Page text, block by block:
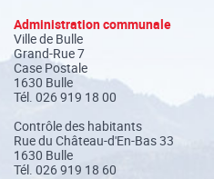
Administration communale
Ville de Bulle
Grand-Rue 7
Case Postale
1630 Bulle
Tél. 026 919 18 00
Contrôle des habitants
Rue du Château-d'En-Bas 33
1630 Bulle
Tél. 026 919 18 60